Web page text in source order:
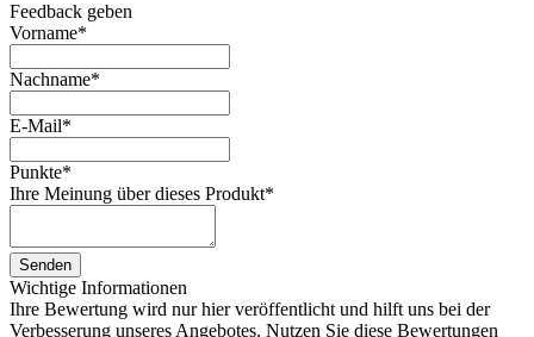
Feedback geben
Vorname*
Nachname*
E-Mail*
Punkte*
Ihre Meinung über dieses Produkt*
Senden
Wichtige Informationen
Ihre Bewertung wird nur hier veröffentlicht und hilft uns bei der
Verbesserung unseres Angebotes. Nutzen Sie diese Bewertungen